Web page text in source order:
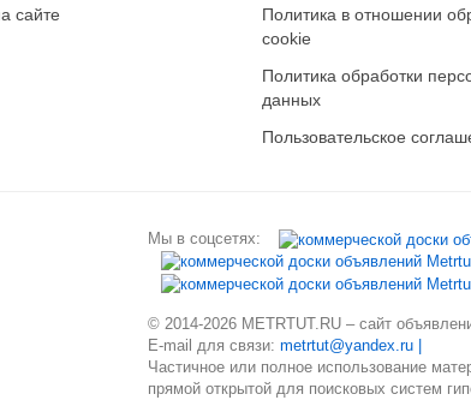
сайте
Политика в отношении
cookie
Политика обработки
данных
Пользовательское
Мы в соцсетях:
© 2014-2026 METRTUT.RU – сайт
E-mail для связи: metrtut@yandex.ru |
Частичное или полное использование
прямой открытой для поисковых систем